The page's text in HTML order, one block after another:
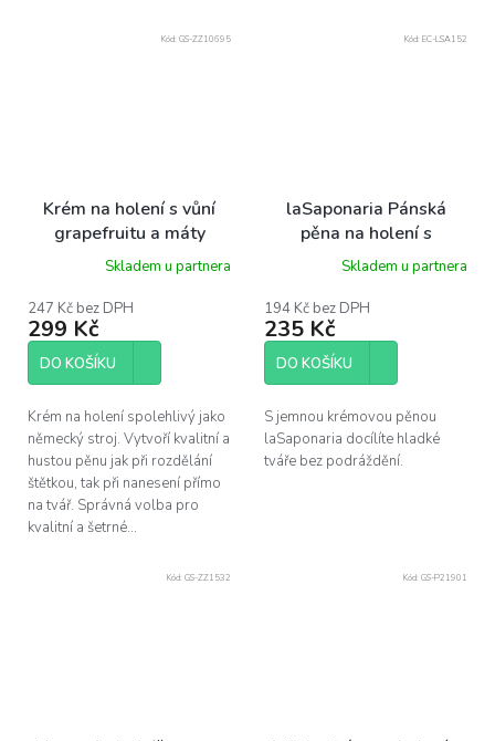
Krém na holení s vůní
grapefruitu a máty
Mühle Shaving Cream —
Grapefruit & Mint (75
ml)
Skladem u partnera
247 Kč bez DPH
299 Kč
DO KOŠÍKU
Krém na holení spolehlivý jako
německý stroj. Vytvoří kvalitní a
hustou pěnu jak při rozdělání
štětkou, tak při nanesení přímo
na tvář. Správná volba pro
kvalitní a šetrné...
Kód: GS-ZZ10695
laSaponaria Pánská
pěna na holení s
konopím BIO, 150 ml
Skladem u partnera
194 Kč bez DPH
235 Kč
DO KOŠÍKU
S jemnou krémovou pěnou
laSaponaria docílíte hladké
tváře bez podráždění.
Kód: EC-LSA152
Kód: GS-ZZ1532 Kód: GS-P21901